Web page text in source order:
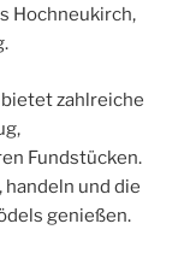
Hochneukirch,
bietet zahlreiche
Fundstücken.
und die
genießen.